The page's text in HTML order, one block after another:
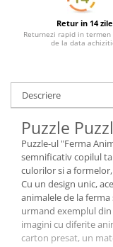
Retur in 14 zile
Returnezi rapid in termen
de la data
Descriere
Puzzle
Puzzle-ul "Ferma
semnificativ copilul
culorilor si a
Cu un design unic,
animalele de la
urmand exemplul
imagini cu diferite
carton presat, un